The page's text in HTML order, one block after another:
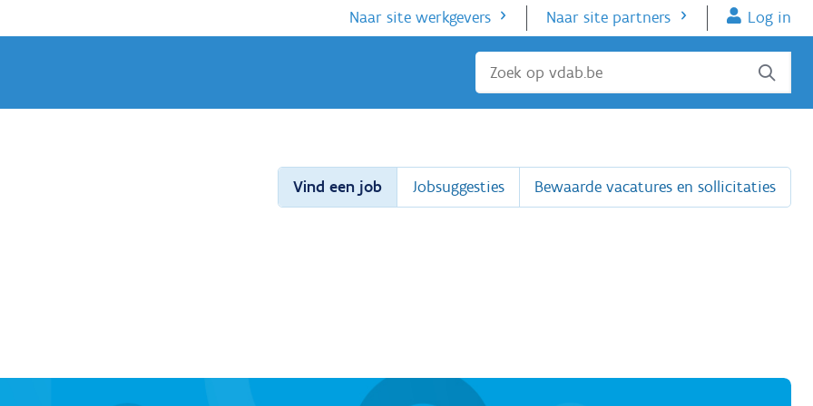
Naar site werkgevers Naar site partners Log in
Sluiten
Vind een job Jobsuggesties Bewaarde vacatures en sollicitaties